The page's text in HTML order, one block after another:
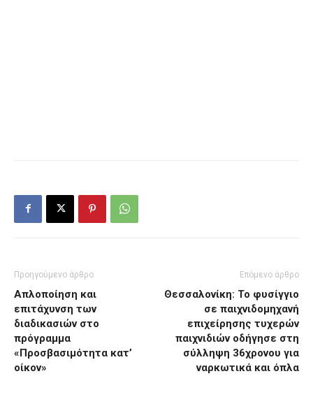
Προηγούμενο άρθρο
Απλοποίηση και
επιτάχυνση των
διαδικασιών στο
πρόγραμμα
«Προσβασιμότητα κατ’
οίκον»
Επόμενο άρθρο
Θεσσαλονίκη: Το φυσίγγιο
σε παιχνιδομηχανή
επιχείρησης τυχερών
παιχνιδιών οδήγησε στη
σύλληψη 36χρονου για
ναρκωτικά και όπλα